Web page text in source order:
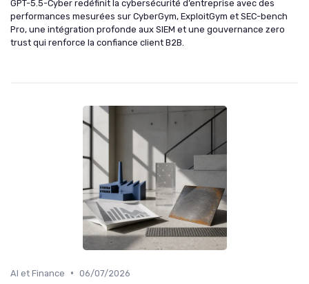
GPT-5.5-Cyber redéfinit la cybersécurité d’entreprise avec des
performances mesurées sur CyberGym, ExploitGym et SEC-bench
Pro, une intégration profonde aux SIEM et une gouvernance zero
trust qui renforce la confiance client B2B.
AI et Finance • 06/07/2026